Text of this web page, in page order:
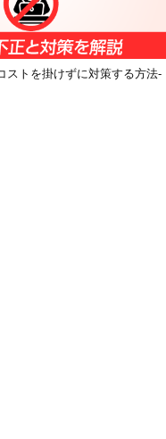
ストを掛けずに対策する方法-